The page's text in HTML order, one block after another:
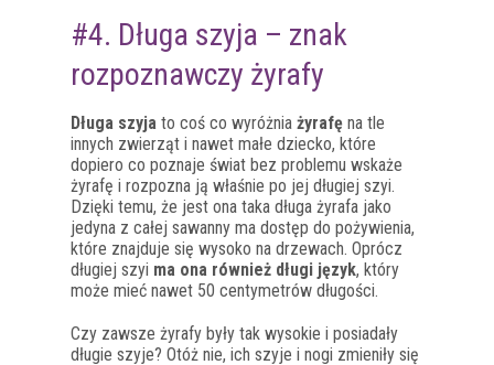
#4. Długa szyja – znak
rozpoznawczy żyrafy
Długa szyja to coś co wyróżnia żyrafę na tle
innych zwierząt i nawet małe dziecko, które
dopiero co poznaje świat bez problemu wskaże
żyrafę i rozpozna ją właśnie po jej długiej szyi.
Dzięki temu, że jest ona taka długa żyrafa jako
jedyna z całej sawanny ma dostęp do pożywienia,
które znajduje się wysoko na drzewach. Oprócz
długiej szyi ma ona również długi język, który
może mieć nawet 50 centymetrów długości.
Czy zawsze żyrafy były tak wysokie i posiadały
długie szyje? Otóż nie, ich szyje i nogi zmieniły się